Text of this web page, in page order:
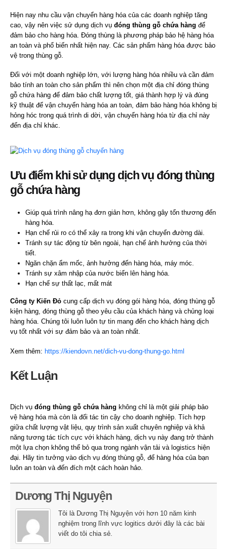
Hiện nay nhu cầu vận chuyển hàng hóa của các doanh nghiệp tăng
cao, vậy nên việc sử dụng dịch vụ đóng thùng gỗ chứa hàng để
đảm bảo cho hàng hóa. Đóng thùng là phương pháp bảo hệ hàng hóa
an toàn và phổ biến nhất hiện nay. Các sản phẩm hàng hóa được bảo
vệ trong thùng gỗ.
Đối với một doanh nghiệp lớn, với lượng hàng hóa nhiều và cần đảm
bảo tính an toàn cho sản phẩm thì nên chọn một địa chỉ đóng thùng
gỗ chứa hàng để đảm bảo chất lượng tốt, giá thành hợp lý và đúng
kỹ thuật để vận chuyển hàng hóa an toàn, đảm bảo hàng hóa không bị
hỏng hóc trong quá trình di dời, vận chuyển hàng hóa từ địa chỉ này
đến địa chỉ khác.
Ưu điểm khi sử dụng dịch vụ đóng thùng
gỗ chứa hàng
Giúp quá trình nâng hạ đơn giản hơn, không gây tổn thương đến
hàng hóa.
Hạn chế rủi ro có thể xảy ra trong khi vận chuyển đường dài.
Tránh sự tác động từ bên ngoài, hạn chế ảnh hưởng của thời
tiết.
Ngăn chặn ẩm mốc, ảnh hưởng đến hàng hóa, máy móc.
Tránh sự xâm nhập của nước biển lên hàng hóa.
Hạn chế sự thất lạc, mất mát
Công ty Kiến Đỏ cung cấp dịch vụ đóng gói hàng hóa, đóng thùng gỗ
kiện hàng, đóng thùng gỗ theo yêu cầu của khách hàng và chủng loại
hàng hóa. Chúng tôi luôn luôn tự tin mang đến cho khách hàng dịch
vụ tốt nhất với sự đảm bảo và an toàn nhất.
Xem thêm: https://kiendovn.net/dich-vu-dong-thung-go.html
Kết Luận
Dịch vụ đóng thùng gỗ chứa hàng không chỉ là một giải pháp bảo
vệ hàng hóa mà còn là đối tác tin cậy cho doanh nghiệp. Tích hợp
giữa chất lượng vật liệu, quy trình sản xuất chuyên nghiệp và khả
năng tương tác tích cực với khách hàng, dịch vụ này đang trở thành
một lựa chọn không thể bỏ qua trong ngành vận tải và logistics hiện
đại. Hãy tin tưởng vào dịch vụ đóng thùng gỗ, để hàng hóa của bạn
luôn an toàn và đến đích một cách hoàn hảo.
Dương Thị Nguyện
Tôi là Dương Thị Nguyện với hơn 10 năm kinh
nghiệm trong lĩnh vực logitics dưới đây là các bài
viết do tôi chia sẻ.